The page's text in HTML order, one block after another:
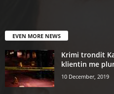
EVEN MORE NEWS
Krimi trondit
klientin me
10 December, 2019